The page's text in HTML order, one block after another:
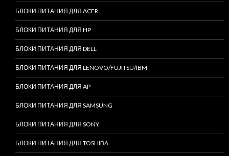
БЛОКИ ПИТАНИЯ ДЛЯ ACER
БЛОКИ ПИТАНИЯ ДЛЯ HP
БЛОКИ ПИТАНИЯ ДЛЯ DELL
БЛОКИ ПИТАНИЯ ДЛЯ LENOVO/FUJITSU/IBM
БЛОКИ ПИТАНИЯ ДЛЯ AP
БЛОКИ ПИТАНИЯ ДЛЯ SAMSUNG
БЛОКИ ПИТАНИЯ ДЛЯ SONY
БЛОКИ ПИТАНИЯ ДЛЯ TOSHIBA